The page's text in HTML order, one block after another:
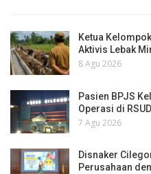
Ketua
Aktivis Lebak
8 Agu 2026
Pasien BPJS
Operasi di
7 Agu 2026
Disnaker
Perusahaan